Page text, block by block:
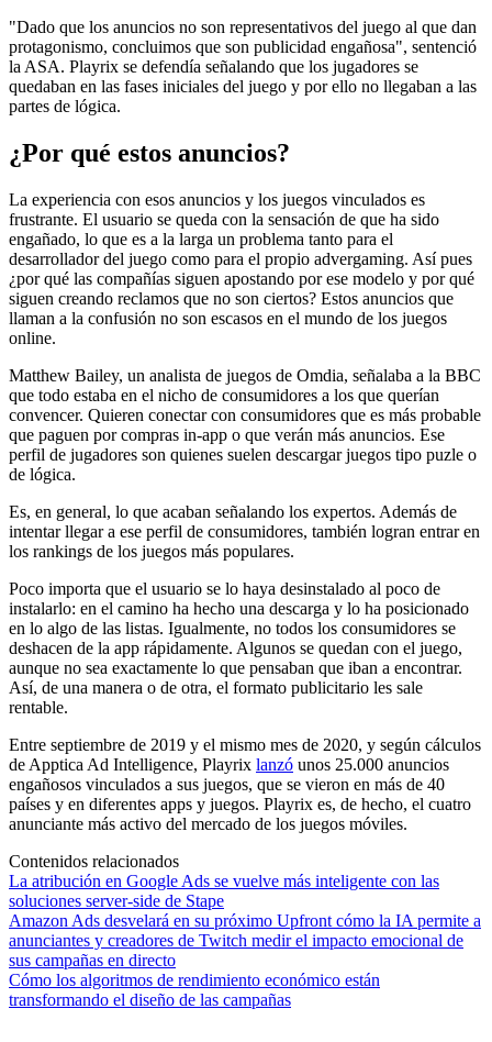
"Dado que los anuncios no son representativos del juego al que dan
protagonismo, concluimos que son publicidad engañosa", sentenció
la ASA. Playrix se defendía señalando que los jugadores se
quedaban en las fases iniciales del juego y por ello no llegaban a las
partes de lógica.
¿Por qué estos anuncios?
La experiencia con esos anuncios y los juegos vinculados es
frustrante. El usuario se queda con la sensación de que ha sido
engañado, lo que es a la larga un problema tanto para el
desarrollador del juego como para el propio advergaming. Así pues
¿por qué las compañías siguen apostando por ese modelo y por qué
siguen creando reclamos que no son ciertos? Estos anuncios que
llaman a la confusión no son escasos en el mundo de los juegos
online.
Matthew Bailey, un analista de juegos de Omdia, señalaba a la BBC
que todo estaba en el nicho de consumidores a los que querían
convencer. Quieren conectar con consumidores que es más probable
que paguen por compras in-app o que verán más anuncios. Ese
perfil de jugadores son quienes suelen descargar juegos tipo puzle o
de lógica.
Es, en general, lo que acaban señalando los expertos. Además de
intentar llegar a ese perfil de consumidores, también logran entrar en
los rankings de los juegos más populares.
Poco importa que el usuario se lo haya desinstalado al poco de
instalarlo: en el camino ha hecho una descarga y lo ha posicionado
en lo algo de las listas. Igualmente, no todos los consumidores se
deshacen de la app rápidamente. Algunos se quedan con el juego,
aunque no sea exactamente lo que pensaban que iban a encontrar.
Así, de una manera o de otra, el formato publicitario les sale
rentable.
Entre septiembre de 2019 y el mismo mes de 2020, y según cálculos
de Apptica Ad Intelligence, Playrix lanzó unos 25.000 anuncios
engañosos vinculados a sus juegos, que se vieron en más de 40
países y en diferentes apps y juegos. Playrix es, de hecho, el cuatro
anunciante más activo del mercado de los juegos móviles.
Contenidos relacionados
La atribución en Google Ads se vuelve más inteligente con las
soluciones server-side de Stape
Amazon Ads desvelará en su próximo Upfront cómo la IA permite a
anunciantes y creadores de Twitch medir el impacto emocional de
sus campañas en directo
Cómo los algoritmos de rendimiento económico están
transformando el diseño de las campañas